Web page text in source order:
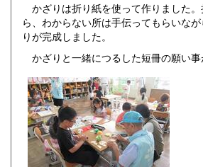
かざりは折り紙を使って作りました
ら、わからない所は手伝ってもらいな
りが完成しました。
かざりと一緒につるした短冊の願い事